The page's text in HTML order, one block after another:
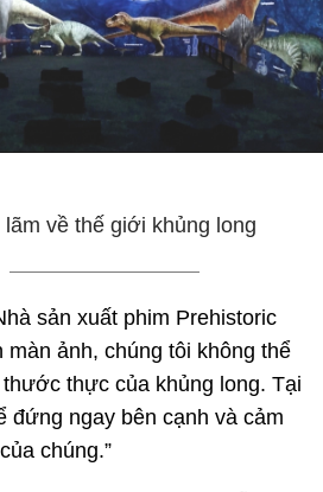
lãm về thế giới khủng long
sản xuất phim Prehistoric
màn ảnh, chúng tôi không thể
thực của khủng long. Tại
đứng ngay bên cạnh và cảm
chúng.”